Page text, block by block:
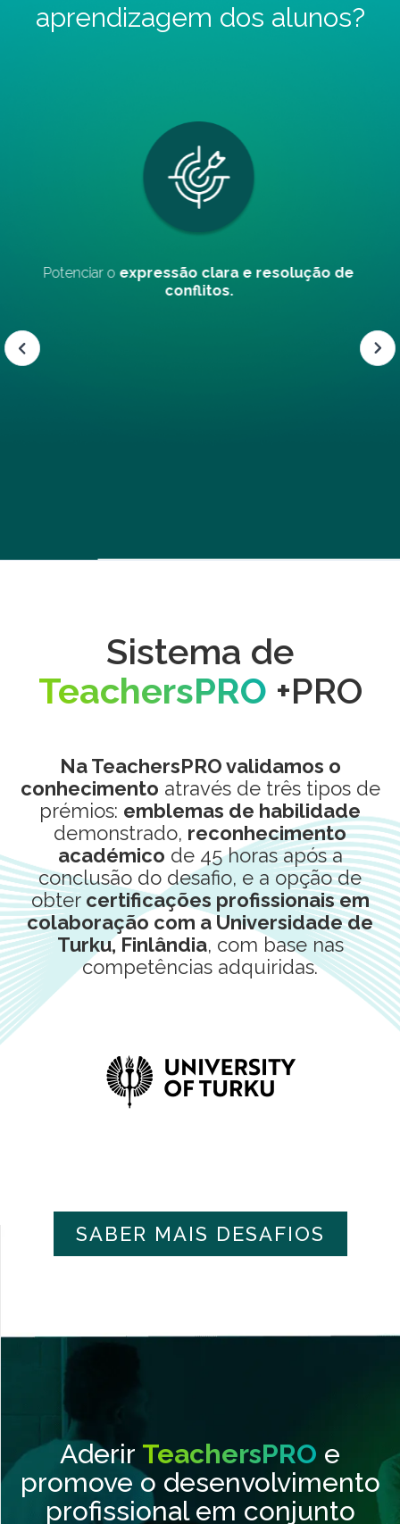
aprendizagem dos alunos?
de Promovertrabalho em equipa e
Slide 4 of 5.
Sistema de
TeachersPRO +PRO
Na TeachersPRO validamos o
conhecimento através de três tipos de
prémios: emblemas de habilidade
demonstrado, reconhecimento
académico de 45 horas após a
conclusão do desafio, e a opção de
obter certificações profissionais em
colaboração com a Universidade de
Turku, Finlândia, com base nas
competências adquiridas.
SABER MAIS DESAFIOS
Aderir TeachersPRO e
promove o desenvolvimento
profissional em conjunto